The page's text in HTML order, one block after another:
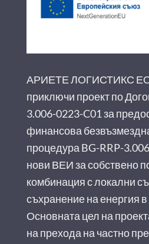
АРИЕТЕ ЛОГИСТИКС
приключи проект по
3.006-0223-C01 за
финансова
процедура BG-RRP-
нови ВЕИ за собствено
комбинация с локални
съхранение на енергия
Основната цел на
на прехода на частно